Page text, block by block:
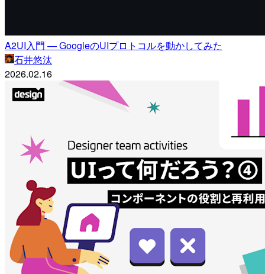
A2UI入門 — GoogleのUIプロトコルを動かしてみた
石井悠汰
2026.02.16